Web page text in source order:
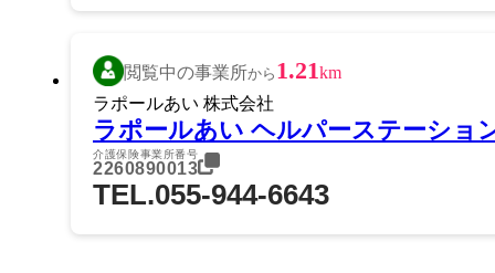
閲覧中の事業所から 1.21km
ラポールあい 株式会社
ラポールあい ヘルパーステーショ
介護保険事業所番号
2260890013
TEL.055-944-6643